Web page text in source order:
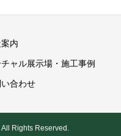
内
ャル展示場・施工事例
合わせ
Rights Reserved.